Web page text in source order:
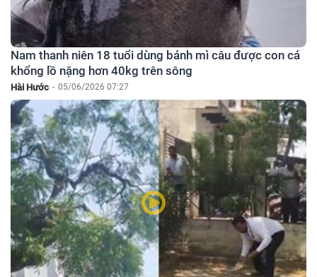
Nam thanh niên 18 tuổi dùng bánh mì câu được con cá
khổng lồ nặng hơn 40kg trên sông
Hài Hước - 05/06/2026 07:27